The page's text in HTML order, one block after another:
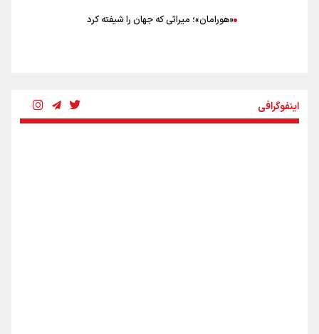
«هورامان»؛ میراثی که جهان را شیفته کرد
اینفوگرافی